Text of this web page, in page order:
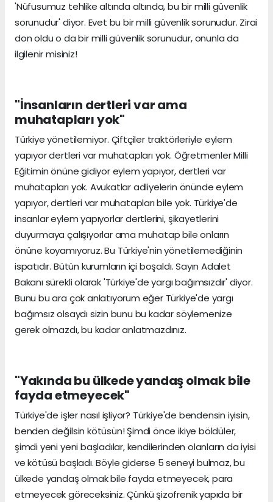
'Nüfusumuz tehlike altında altında, bu bir milli güvenlik
sorunudur' diyor. Evet bu bir milli güvenlik sorunudur. Zirai
don oldu o da bir milli güvenlik sorunudur, onunla da
ilgilenir misiniz!
"İnsanların dertleri var ama
muhatapları yok"
Türkiye yönetilemiyor. Çiftçiler traktörleriyle eylem
yapıyor dertleri var muhatapları yok. Öğretmenler Milli
Eğitimin önüne gidiyor eylem yapıyor, dertleri var
muhatapları yok. Avukatlar adliyelerin önünde eylem
yapıyor, dertleri var muhatapları bile yok. Türkiye'de
insanlar eylem yapıyorlar dertlerini, şikayetlerini
duyurmaya çalışıyorlar ama muhatap bile onların
önüne koyamıyoruz. Bu Türkiye'nin yönetilemediğinin
ispatıdır. Bütün kurumların içi boşaldı. Sayın Adalet
Bakanı sürekli olarak 'Türkiye'de yargı bağımsızdır' diyor.
Bunu bu ara çok anlatıyorum eğer Türkiye'de yargı
bağımsız olsaydı sizin bunu bu kadar söylemenize
gerek olmazdı, bu kadar anlatmazdınız.
"Yakında bu ülkede yandaş olmak bile
fayda etmeyecek"
Türkiye'de işler nasıl işliyor? Türkiye'de bendensin iyisin,
benden değilsin kötüsün! Şimdi önce ikiye böldüler,
şimdi yeni yeni başladılar, kendilerinden olanların da iyisi
ve kötüsü başladı. Böyle giderse 5 seneyi bulmaz, bu
ülkede yandaş olmak bile fayda etmeyecek, para
etmeyecek göreceksiniz. Çünkü şizofrenik yapıda bir